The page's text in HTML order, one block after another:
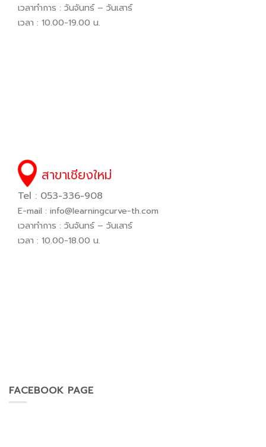
เวลาทำการ : วันจันทร์ – วันเสาร์
เวลา : 10.00-19.00 น.
สาขาเชียงใหม่
Tel : 053-336-908
E-mail : info@learningcurve-th.com
เวลาทำการ : วันจันทร์ – วันเสาร์
เวลา : 10.00-18.00 น.
FACEBOOK PAGE